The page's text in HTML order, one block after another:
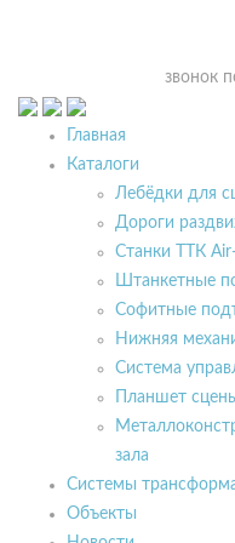
звонок
Главная
Каталоги
Лебёдки для
Дороги
Станки ТТК
Штанкетные
Софитные
Нижняя
Система
Планшет
зала
Системы
Объекты